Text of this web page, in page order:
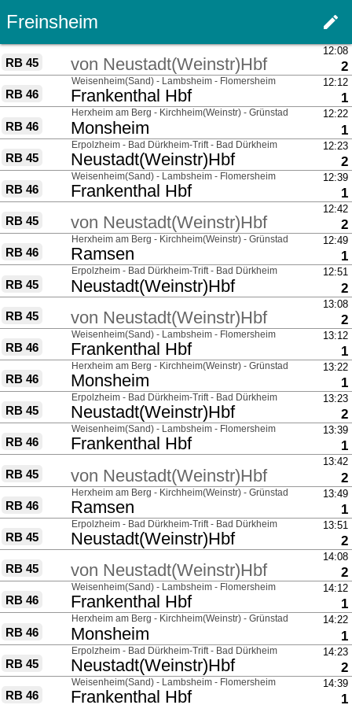
Freinsheim edit
RB 45 von
Neustadt(Weinstr)Hbf
12:08
2
über
RB 46 nach
Frankenthal Hbf
12:12
1
über
Weisenheim(Sand) - Lambsheim - Flomersheim
RB 46 nach
Monsheim
12:22
1
über
Herxheim am Berg - Kirchheim(Weinstr) - Grünstadt
RB 45 nach
Neustadt(Weinstr)Hbf
12:23
2
über
Erpolzheim - Bad Dürkheim-Trift - Bad Dürkheim
RB 46 nach
Frankenthal Hbf
12:39
1
über
Weisenheim(Sand) - Lambsheim - Flomersheim
RB 45 von
Neustadt(Weinstr)Hbf
12:42
2
RB 46 nach
Ramsen
12:49
1
über
Herxheim am Berg - Kirchheim(Weinstr) - Grünstadt
RB 45 nach
Neustadt(Weinstr)Hbf
12:51
2
über
Erpolzheim - Bad Dürkheim-Trift - Bad Dürkheim
RB 45 von
Neustadt(Weinstr)Hbf
13:08
2
RB 46 nach
Frankenthal Hbf
13:12
1
über
Weisenheim(Sand) - Lambsheim - Flomersheim
RB 46 nach
Monsheim
13:22
1
über
Herxheim am Berg - Kirchheim(Weinstr) - Grünstadt
RB 45 nach
Neustadt(Weinstr)Hbf
13:23
2
über
Erpolzheim - Bad Dürkheim-Trift - Bad Dürkheim
RB 46 nach
Frankenthal Hbf
13:39
1
über
Weisenheim(Sand) - Lambsheim - Flomersheim
RB 45 von
Neustadt(Weinstr)Hbf
13:42
2
RB 46 nach
Ramsen
13:49
1
über
Herxheim am Berg - Kirchheim(Weinstr) - Grünstadt
RB 45 nach
Neustadt(Weinstr)Hbf
13:51
2
über
Erpolzheim - Bad Dürkheim-Trift - Bad Dürkheim
RB 45 von
Neustadt(Weinstr)Hbf
14:08
2
RB 46 nach
Frankenthal Hbf
14:12
1
über
Weisenheim(Sand) - Lambsheim - Flomersheim
RB 46 nach
Monsheim
14:22
1
über
Herxheim am Berg - Kirchheim(Weinstr) - Grünstadt
RB 45 nach
Neustadt(Weinstr)Hbf
14:23
2
über
Erpolzheim - Bad Dürkheim-Trift - Bad Dürkheim
RB 46 nach
Frankenthal Hbf
14:39
1
über
Weisenheim(Sand) - Lambsheim - Flomersheim